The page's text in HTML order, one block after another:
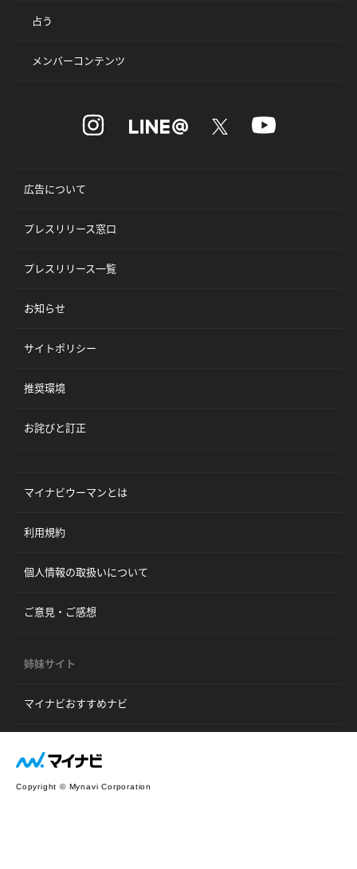
占う
メンバーコンテンツ
広告について
プレスリリース窓口
プレスリリース一覧
お知らせ
サイトポリシー
推奨環境
お詫びと訂正
マイナビウーマンとは
利用規約
個人情報の取扱いについて
ご意見・ご感想
姉妹サイト
マイナビおすすめナビ
Copyright © Mynavi Corporation